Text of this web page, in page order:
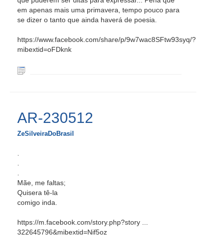
em apenas mais uma primavera, tempo pouco para
se dizer o tanto que ainda haverá de poesia.
https://www.facebook.com/share/p/9w7wac8SFtw93syq/?
mibextid=oFDknk
AR-230512
ZeSilveiraDoBrasil
Mãe, me faltas;
Quisera tê-la
comigo inda.
https://m.facebook.com/story.php?story ...
322645796&mibextid=Nif5oz